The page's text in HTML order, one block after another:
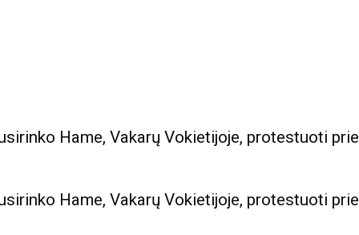
Hame, Vakarų Vokietijoje, protestuoti
Hame, Vakarų Vokietijoje, protestuoti